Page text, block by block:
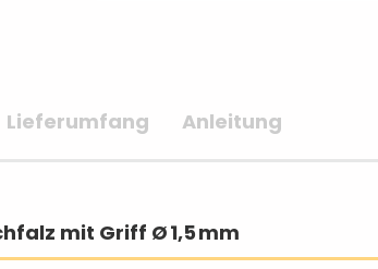
Lieferumfang Anleitung
mit Griff Ø 1,5 mm